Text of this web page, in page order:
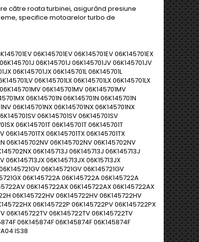
către roata turbinei, asigurând presiune
specifice motoarelor turbo de
06K145701EV 06K145701EV 06K145701EX
06K145701J 06K145701JV 06K145701JV
06K145701JX 06K145701L 06K145701L
06K145701LX 06K145701LX 06K145701LX
06K145701MV 06K145701MV
06K145701N 06K145701N 06K145701N
06K145701NX 06K145701NX 06K145701NX
06K145701SV 06K145701SV
06K145701T 06K145701T 06K145701T
06K145701TX 06K145701TX 06K145701TX
06K145702NV 06K145702NV 06K145702NV
06K145713J 06K145713J 06K145713J
06K145713JX 06K145713JX 06K15713JX
06K145721GV 06K145721GV
06K145722A 06K145722A 06K145722A
06K145722AX 06K145722AX 06K145722AX
06K145722HV 06K145722HV 06K145722HV
06K145722P 06K145722PV 06K145722PX
06K145722TV 06K145722TV 06K145722TV
06K145874F 06K145874F 06K145874F
IS38